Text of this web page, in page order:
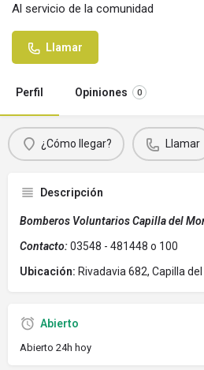
Al servicio de la comunidad
Llamar
Perfil Opiniones 0
¿Cómo llegar? Llamar
Descripción
Bomberos Voluntarios Capilla del
Contacto:03548 - 481448 o 100
Ubicación: Rivadavia 682, Capilla
Abierto
Abierto 24h hoy